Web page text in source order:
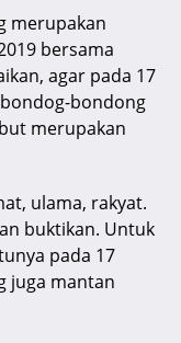
merupakan
bersama
agar pada 17
bondong
merupakan
ulama, rakyat.
buktikan. Untuk
pada 17
juga mantan